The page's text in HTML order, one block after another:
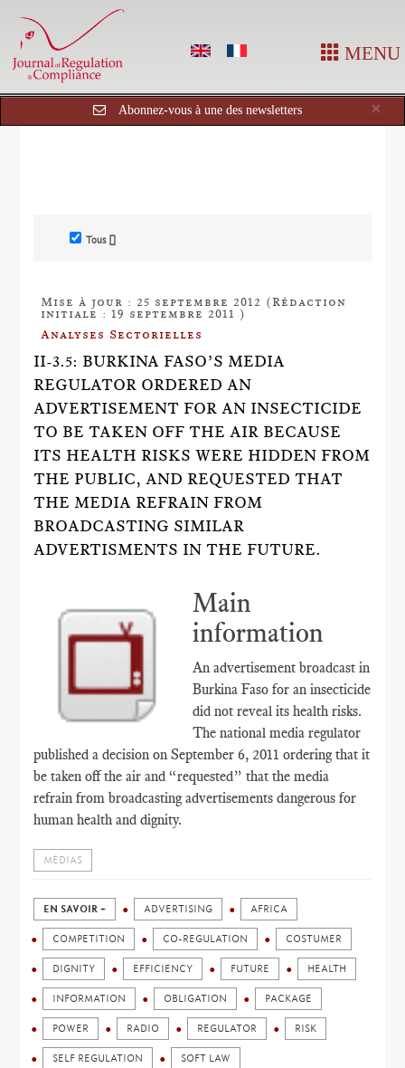
MENU
×
Abonnez-vous à une des newsletters
Tous []
Mise à jour : 25 septembre 2012 (Rédaction
initiale : 19 septembre 2011 )
Analyses Sectorielles
II-3.5: BURKINA FASO’S MEDIA
REGULATOR ORDERED AN
ADVERTISEMENT FOR AN INSECTICIDE
TO BE TAKEN OFF THE AIR BECAUSE
ITS HEALTH RISKS WERE HIDDEN FROM
THE PUBLIC, AND REQUESTED THAT
THE MEDIA REFRAIN FROM
BROADCASTING SIMILAR
ADVERTISMENTS IN THE FUTURE.
Main
information
An advertisement broadcast in
Burkina Faso for an insecticide
did not reveal its health risks.
The national media regulator
published a decision on September 6, 2011 ordering that it
be taken off the air and “requested” that the media
refrain from broadcasting advertisements dangerous for
human health and dignity.
MÉDIAS
EN SAVOIR + ADVERTISING AFRICA
COMPETITION CO-REGULATION COSTUMER
DIGNITY EFFICIENCY FUTURE HEALTH
INFORMATION OBLIGATION PACKAGE
POWER RADIO REGULATOR RISK
SELF REGULATION SOFT LAW